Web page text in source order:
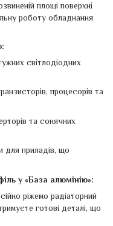
площі поверхні
роботу обладнання
світлодіодних
процесорів та
та сонячних
для приладів, що
у «База алюмінію»:
ріжемо радіаторний
готові деталі, що